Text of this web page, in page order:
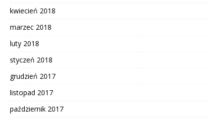
kwiecień 2018
marzec 2018
luty 2018
styczeń 2018
grudzień 2017
listopad 2017
październik 2017